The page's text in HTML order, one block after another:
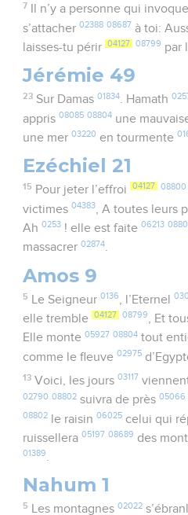
7 Il n’y a personne qui invoque
s’attacher02388 08687 à toi:
laisses-tu périr 04127 08799 par
Jérémie 49
23 Sur Damas 01834. Hamath
appris08085 08804 une
une mer03220 en tourmente
Ezéchiel 21
15 Pour jeter l’effroi 04127 08800
victimes04383 , A toutes leurs
Ah0253 ! elle est faite06213
massacrer02874.
Amos 9
5 Le Seigneur 0136 , l’Eternel
elle tremble 04127 08799 , Et
Elle monte05927 08804 tout
comme le fleuve02975
13 Voici, les jours 03117
02790 08802 suivra de près05066
08802 le raisin06025 celui qui
ruissellera05197 08689 des
01389.
Nahum 1
5 Les montagnes 02022